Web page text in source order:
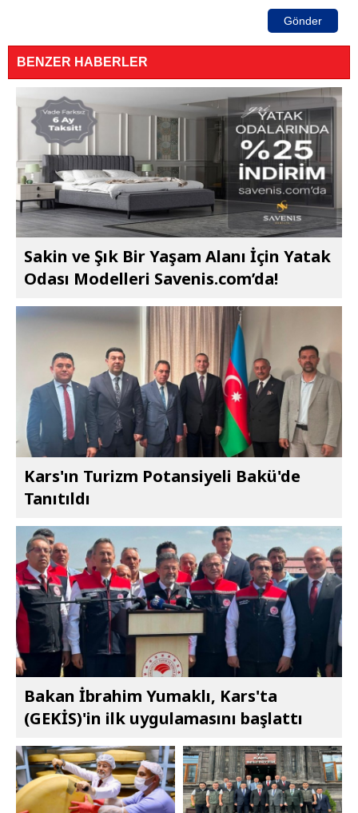
Gönder
BENZER HABERLER
Sakin ve Şık Bir Yaşam Alanı İçin Yatak
Odası Modelleri Savenis.com’da!
Kars'ın Turizm Potansiyeli Bakü'de
Tanıtıldı
Bakan İbrahim Yumaklı, Kars'ta
(GEKİS)'in ilk uygulamasını başlattı